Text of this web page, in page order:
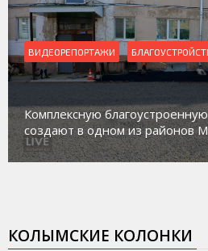
ВИДЕОРЕПОРТАЖИ
Комплексную
создают в одном из районов
КОЛЫМСКИЕ КОЛОНКИ